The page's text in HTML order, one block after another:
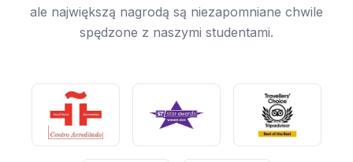
ale największą nagrodą są niezapomniane chwile
spędzone z naszymi studentami.